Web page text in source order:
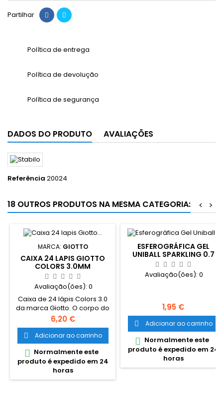
Partilhar
Política de entrega
Política de devolução
Política de segurança
DADOS DO PRODUTO AVALIAÇÕES
Referência 20024
18 OUTROS PRODUTOS NA MESMA CATEGORIA: >
<
MARCA: GIOTTO
CAIXA 24 LAPIS GIOTTO
COLORS 3.0MM
Avaliação(ões): 0
Caixa de 24 lápis Colors 3.0
da marca Giotto. O corpo do
lápis é hexagonal com
6,8mm, lacados à cor da
mina, apresentados em
caixa de cartão com 12
cores. Minas com diâmetro
de 3,0mm, com cores vivas e
intensas, resistentes, fáceis
de afiar, de qualidade
Preço
6,20 €
 Adicionar ao carrinho
 Normalmente este
produto é expedido em 24
horas
ESFEROGRÁFICA GEL
UNIBALL SPARKLING 0.7
ROXO
Avaliação(ões): 0
Preço
1,95 €
 Adicionar ao carrinho
 Normalmente este
produto é expedido em 24
horas